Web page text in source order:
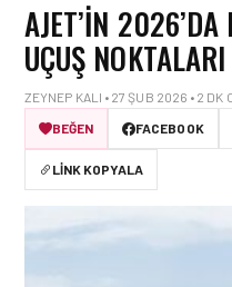
AJET’IN 2026’DA
UÇUŞ NOKTALARI
ZEYNEP KALI • 27 ŞUB 2026 • 2 DK
BEĞEN
FACEBOOK
LINK KOPYALA